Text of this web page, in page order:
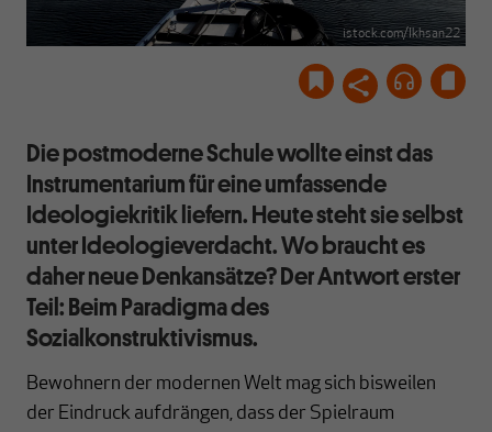
istock.com/Ikhsan22
Die postmoderne Schule wollte einst das
Instrumentarium für eine umfassende
Ideologiekritik liefern. Heute steht sie selbst
unter Ideologieverdacht. Wo braucht es
daher neue Denkansätze? Der Antwort erster
Teil: Beim Paradigma des
Sozialkonstruktivismus.
Bewohnern der modernen Welt mag sich bisweilen
der Eindruck aufdrängen, dass der Spielraum